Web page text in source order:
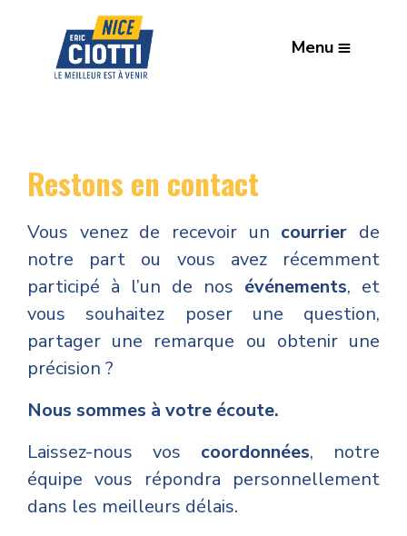
Menu
Restons en contact
Vous venez de recevoir un courrier de
notre part ou vous avez récemment
participé à l’un de nos événements, et
vous souhaitez poser une question,
partager une remarque ou obtenir une
précision ?
Nous sommes à votre écoute.
Laissez-nous vos coordonnées, notre
équipe vous répondra personnellement
dans les meilleurs délais.